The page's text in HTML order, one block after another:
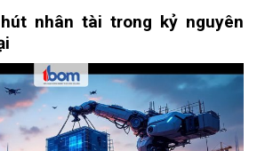
nhân tài trong kỷ nguyên